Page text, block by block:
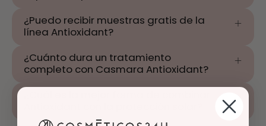
¿Puedo recibir muestras gratis de la
línea Antioxidant?
¿Cuánto dura un tratamiento
completo con Casmara Antioxidant?